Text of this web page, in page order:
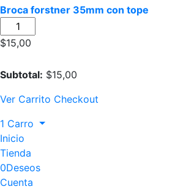
Broca forstner 35mm con tope
$15,00
Subtotal: $15,00
Ver Carrito Checkout
1 Carro
Inicio
Tienda
0Deseos
Cuenta